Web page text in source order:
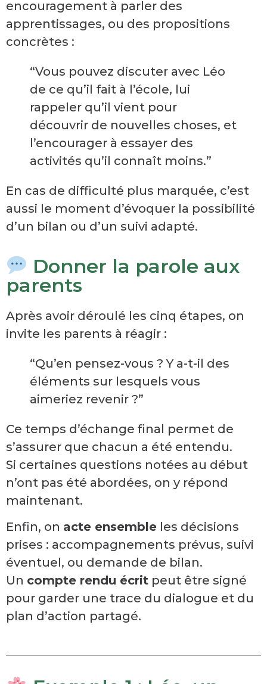
encouragement à parler des
apprentissages, ou des propositions
concrètes :
“Vous pouvez discuter avec Léo
de ce qu’il fait à l’école, lui
rappeler qu’il vient pour
découvrir de nouvelles choses, et
l’encourager à essayer des
activités qu’il connaît moins.”
En cas de difficulté plus marquée, c’est
aussi le moment d’évoquer la possibilité
d’un bilan ou d’un suivi adapté.
Donner la parole aux
parents
Après avoir déroulé les cinq étapes, on
invite les parents à réagir :
“Qu’en pensez-vous ? Y a-t-il des
éléments sur lesquels vous
aimeriez revenir ?”
Ce temps d’échange final permet de
s’assurer que chacun a été entendu.
Si certaines questions notées au début
n’ont pas été abordées, on y répond
maintenant.
Enfin, on acte ensemble les décisions
prises : accompagnements prévus, suivi
éventuel, ou demande de bilan.
Un compte rendu écrit peut être signé
pour garder une trace du dialogue et du
plan d’action partagé.